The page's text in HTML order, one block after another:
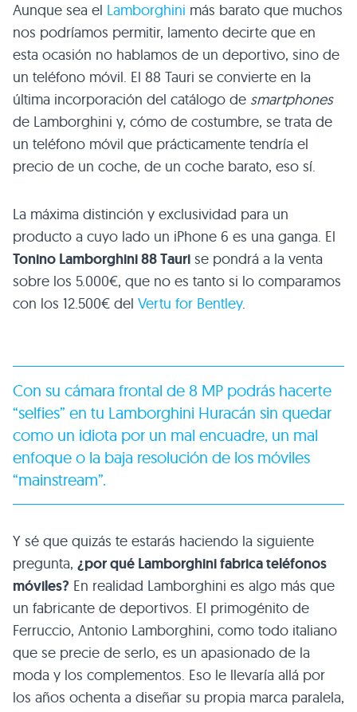
Aunque sea el Lamborghini más barato que muchos
nos podríamos permitir, lamento decirte que en
esta ocasión no hablamos de un deportivo, sino de
un teléfono móvil. El 88 Tauri se convierte en la
última incorporación del catálogo de smartphones
de Lamborghini y, cómo de costumbre, se trata de
un teléfono móvil que prácticamente tendría el
precio de un coche, de un coche barato, eso sí.
La máxima distinción y exclusividad para un
producto a cuyo lado un iPhone 6 es una ganga. El
Tonino Lamborghini 88 Tauri se pondrá a la venta
sobre los 5.000€, que no es tanto si lo comparamos
con los 12.500€ del Vertu for Bentley.
Con su cámara frontal de 8 MP podrás hacerte
“selfies” en tu Lamborghini Huracán sin quedar
como un idiota por un mal encuadre, un mal
enfoque o la baja resolución de los móviles
“mainstream”.
Y sé que quizás te estarás haciendo la siguiente
pregunta, ¿por qué Lamborghini fabrica teléfonos
móviles? En realidad Lamborghini es algo más que
un fabricante de deportivos. El primogénito de
Ferruccio, Antonio Lamborghini, como todo italiano
que se precie de serlo, es un apasionado de la
moda y los complementos. Eso le llevaría allá por
los años ochenta a diseñar su propia marca paralela,